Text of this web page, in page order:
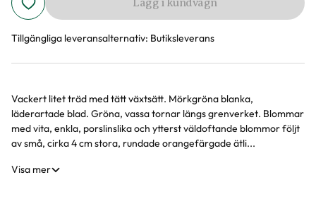
Lägg i kundvagn
Tillgängliga leveransalternativ: Butiksleverans
Produktinformation
Vackert litet träd med tätt växtsätt. Mörkgröna blanka,
läderartade blad. Gröna, vassa tornar längs grenverket. Blommar
med vita, enkla, porslinslika och ytterst väldoftande blommor följt
av små, cirka 4 cm stora, rundade orangefärgade ätli...
Visa mer